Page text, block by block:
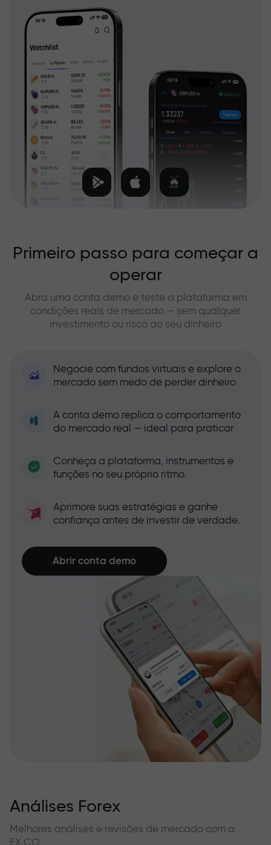
Primeiro passo para começar a
operar
Abra uma conta demo e teste a plataforma em
condições reais de mercado — sem qualquer
investimento ou risco ao seu dinheiro
Negocie com fundos virtuais e explore o
mercado sem medo de perder dinheiro
A conta demo replica o comportamento
do mercado real — ideal para praticar
Conheça a plataforma, instrumentos e
funções no seu próprio ritmo.
Aprimore suas estratégias e ganhe
confiança antes de investir de verdade.
Abrir conta demo
Análises Forex
Melhores análises e revisões de mercado com a
FX.CO